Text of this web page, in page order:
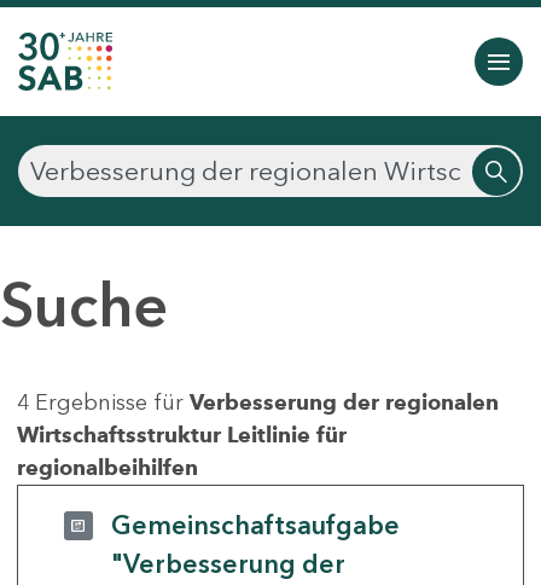
Suche
4 Ergebnisse für Verbesserung der regionalen
Wirtschaftsstruktur Leitlinie für
regionalbeihilfen
Gemeinschaftsaufgabe
"Verbesserung der